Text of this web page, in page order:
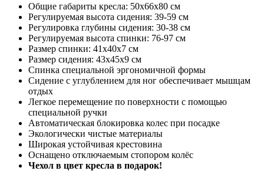
Общие габариты кресла: 50х66х80 см
Регулируемая высота сидения: 39-59 см
Регулировка глубины сидения: 30-38 см
Регулируемая высота спинки: 76-97 см
Размер спинки: 41х40х7 см
Размер сидения: 43х45х9 см
Спинка специальной эргономичной формы
Сидение с углублением для ног обеспечивает мышцам
отдых
Легкое перемещение по поверхности с помощью
специальной ручки
Автоматическая блокировка колес при посадке
Экологически чистые материалы
Широкая устойчивая крестовина
Оснащено отключаемым стопором колёс
Чехол в цвет кресла в подарок!